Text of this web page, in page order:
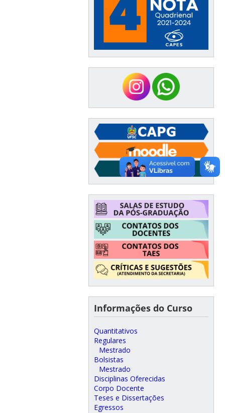
Informações do Curso
Quantitativos
Regulares
Mestrado
Bolsistas
Mestrado
Disciplinas Oferecidas
Corpo Docente
Teses e Dissertações
Egressos